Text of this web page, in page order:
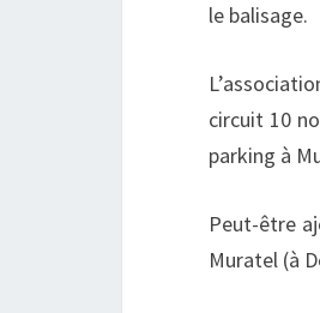
le balisage.
circuit 10
parking à
Peut-être
Muratel (à